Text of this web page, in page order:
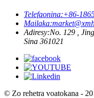
Telefaonina:+86-
Mailaka:
Adiresy:No. 129 ,
Sina 361021
© Zo rehetra voatokana -